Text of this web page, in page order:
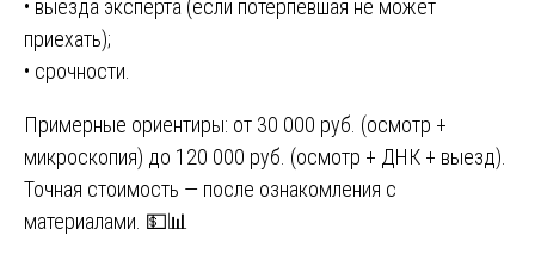
• выезда эксперта (если потерпевшая не может
приехать);
• срочности.
Примерные ориентиры: от 30 000 руб. (осмотр +
микроскопия) до 120 000 руб. (осмотр + ДНК + выезд).
Точная стоимость — после ознакомления с
материалами. 💵📊